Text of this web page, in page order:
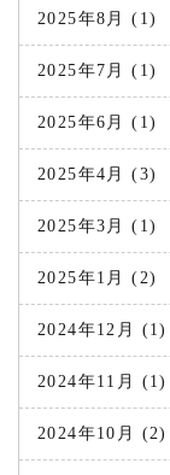
2025年8月 (1)
2025年7月 (1)
2025年6月 (1)
2025年4月 (3)
2025年3月 (1)
2025年1月 (2)
2024年12月 (1)
2024年11月 (1)
2024年10月 (2)